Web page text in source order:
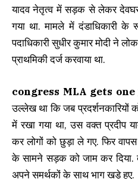
यादव नेतृत्व में सड़क से लेकर
गया था. मामले में दंडाधिकारी
पदाधिकारी सुधीर कुमार मोदी ने
प्राथमिकी दर्ज करवाया था.
congress MLA gets
उल्लेख था कि जब प्रदर्शनकारियों
में रखा गया था, उस वक्त प्रदीप
कर लोगों को छुड़ा ले गए. फिर
के सामने सड़क को जाम कर दिया.
अपने समर्थकों के साथ भाग खड़े हुए.